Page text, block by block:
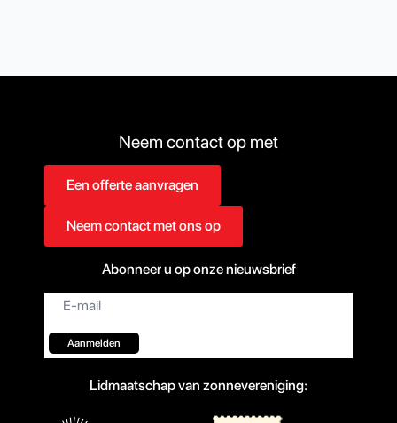
Neem contact op met
Een offerte aanvragen
Neem contact met ons op
Abonneer u op onze nieuwsbrief
E-
mail*
Aanmelden
Lidmaatschap van zonnevereniging: